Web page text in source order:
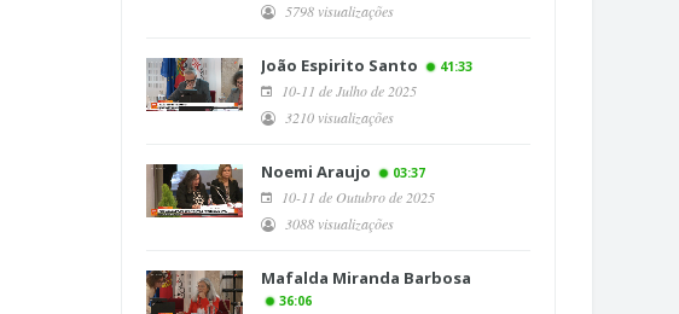
5798 visualizações
João Espirito Santo 41:33
10-11 de Julho de 2025
3210 visualizações
Noemi Araujo 03:37
10-11 de Outubro de 2025
3088 visualizações
Mafalda Miranda Barbosa
36:06